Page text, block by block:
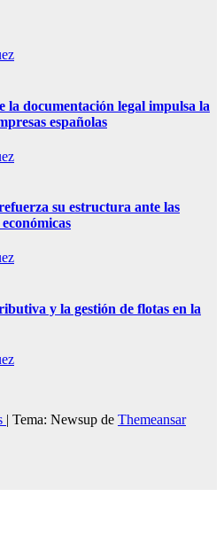
documentación legal impulsa la
españolas
su estructura ante las
y la gestión de flotas en la
| Tema: Newsup de Themeansar